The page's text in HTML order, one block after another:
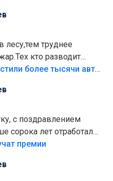
еще,видимо,часть
труднее
кто разводит
полно
В тольяттинский лес не пустили более тысячи автомобилей
с поздравлением
сорока лет отработали
премии